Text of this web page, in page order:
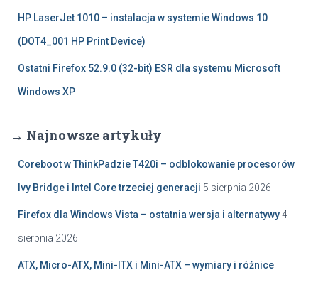
HP LaserJet 1010 – instalacja w systemie Windows 10
(DOT4_001 HP Print Device)
Ostatni Firefox 52.9.0 (32-bit) ESR dla systemu Microsoft
Windows XP
→ Najnowsze artykuły
Coreboot w ThinkPadzie T420i – odblokowanie procesorów
Ivy Bridge i Intel Core trzeciej generacji 5 sierpnia 2026
Firefox dla Windows Vista – ostatnia wersja i alternatywy4
sierpnia 2026
ATX, Micro-ATX, Mini-ITX i Mini-ATX – wymiary i różnice